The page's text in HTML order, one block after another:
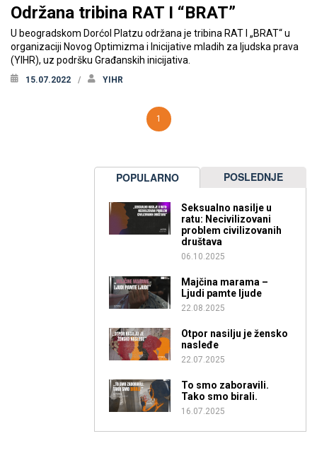
Održana tribina RAT I “BRAT”
U beogradskom Dorćol Platzu održana je tribina RAT I „BRAT“ u
organizaciji Novog Optimizma i Inicijative mladih za ljudska prava
(YIHR), uz podršku Građanskih inicijativa.
15.07.2022 YIHR
1
POPULARNO POSLEDNJE
Seksualno nasilje u
ratu: Necivilizovani
problem civilizovanih
društava
06.10.2025
Majčina marama –
Ljudi pamte ljude
22.08.2025
Otpor nasilju je žensko
nasleđe
22.07.2025
To smo zaboravili.
Tako smo birali.
16.07.2025